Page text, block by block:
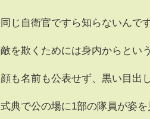
同じ自衛官ですら知らないんで
敵を欺くためには身内からとい
顔も名前も公表せず、黒い目出
式典で公の場に1部の隊員が姿